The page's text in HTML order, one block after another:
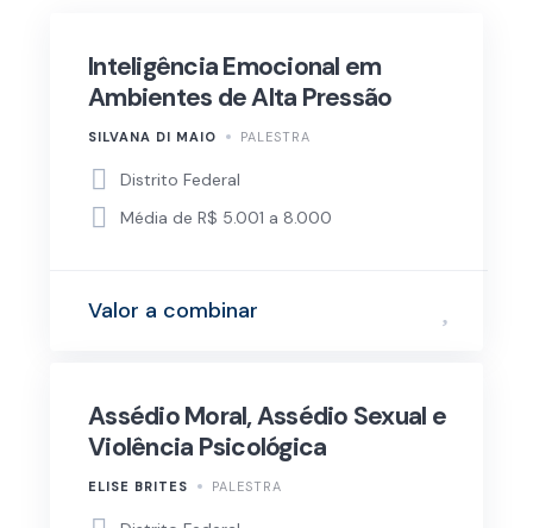
Inteligência Emocional em
Ambientes de Alta Pressão
SILVANA DI MAIO PALESTRA
Distrito Federal
Média de R$ 5.001 a 8.000
Valor a combinar
Assédio Moral, Assédio Sexual e
Violência Psicológica
ELISE BRITES PALESTRA